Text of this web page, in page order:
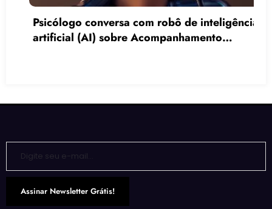
com robô de inteligência
sobre Acompanhamento
Digite seu e-mail…